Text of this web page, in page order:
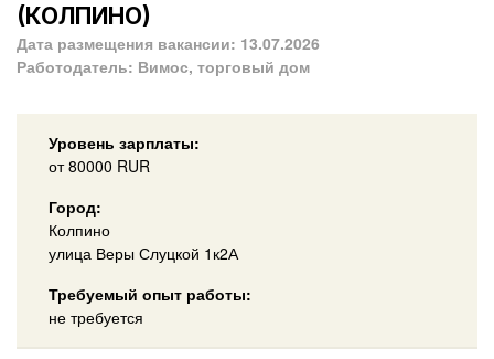
(КОЛПИНО)
Дата размещения вакансии: 13.07.2026
Работодатель: Вимос, торговый дом
Уровень зарплаты:
от80000 RUR
Город:
Колпино
улица Веры Слуцкой 1к2А
Требуемый опыт работы:
не требуется